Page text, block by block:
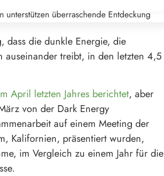
dass die dunkle Energie, die
auseinander treibt, in den letzten 4,5
April letzten Jahres berichtet, aber
von der Dark Energy
auf einem Meeting der
Kalifornien, präsentiert wurden,
im Vergleich zu einem Jahr für die